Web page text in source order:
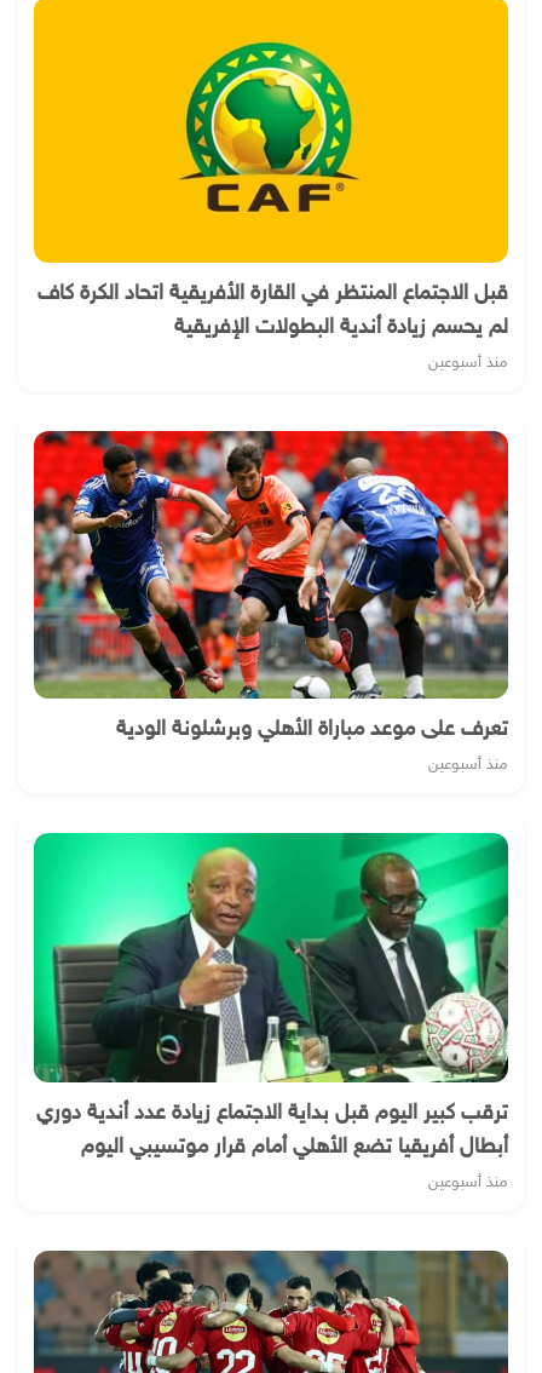
قبل الاجتماع المنتظر في القارة الأفريقية اتحاد الكرة كاف
لم يحسم زيادة أندية البطولات الإفريقية
منذ أسبوعين
تعرف على موعد مباراة الأهلي وبرشلونة الودية
منذ أسبوعين
ترقب كبير اليوم قبل بداية الاجتماع زيادة عدد أندية دوري
أبطال أفريقيا تضع الأهلي أمام قرار موتسيبي اليوم
منذ أسبوعين